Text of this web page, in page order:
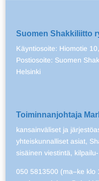
Suomen Shakkiliitto
Käyntiosoite: Hiomotie
Postiosoite: Suomen
Helsinki
Toiminnanjohtaja
kansainväliset ja
yhteiskunnalliset asiat,
sisäinen viestintä,
050 5813500 (ma–ke klo